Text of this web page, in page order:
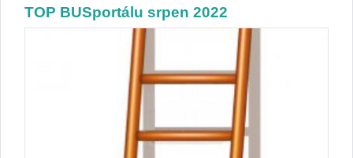
TOP BUSportálu srpen 2022